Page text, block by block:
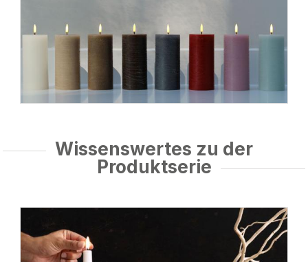
Wissenswertes zu der
Produktserie